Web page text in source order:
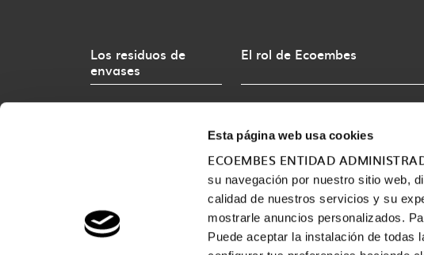
Esta página web usa cookies
ECOEMBES ENTIDAD
su navegación por nuestro sitio web,
calidad de nuestros servicios y su
mostrarle anuncios personalizados.
Puede aceptar la instalación de todas
Los residuos de
envases
El rol de Ecoembes